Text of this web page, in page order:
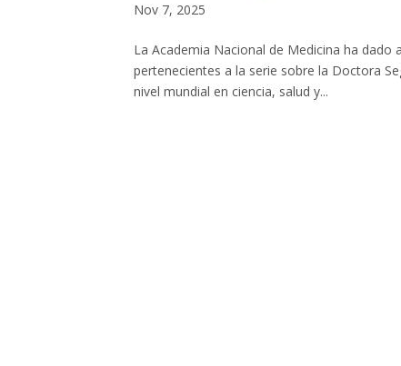
Nov 7, 2025
La Academia Nacional de Medicina ha dado
pertenecientes a la serie sobre la Doctora
nivel mundial en ciencia, salud y...